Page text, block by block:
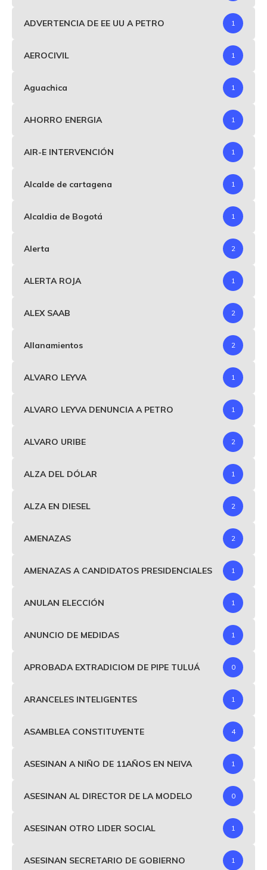
ADVERTENCIA DE EE UU A PETRO 1
AEROCIVIL 1
Aguachica 1
AHORRO ENERGIA 1
AIR-E INTERVENCIÓN 1
Alcalde de cartagena 1
Alcaldia de Bogotá 1
Alerta 2
ALERTA ROJA 1
ALEX SAAB 2
Allanamientos 2
ALVARO LEYVA 1
ALVARO LEYVA DENUNCIA A PETRO 1
ALVARO URIBE 2
ALZA DEL DÓLAR 1
ALZA EN DIESEL 2
AMENAZAS 2
AMENAZAS A CANDIDATOS PRESIDENCIALES 1
ANULAN ELECCIÓN 1
ANUNCIO DE MEDIDAS 1
APROBADA EXTRADICIOM DE PIPE TULUÁ 0
ARANCELES INTELIGENTES 1
ASAMBLEA CONSTITUYENTE 4
ASESINAN A NIÑO DE 11AÑOS EN NEIVA 1
ASESINAN AL DIRECTOR DE LA MODELO 0
ASESINAN OTRO LIDER SOCIAL 1
ASESINAN SECRETARIO DE GOBIERNO 1